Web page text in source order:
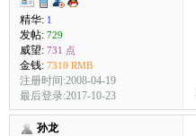
精华: 1
发帖: 729
威望: 731 点
金钱: 7310 RMB
注册时间:2008-04-19
最后登录:2017-10-23
孙龙